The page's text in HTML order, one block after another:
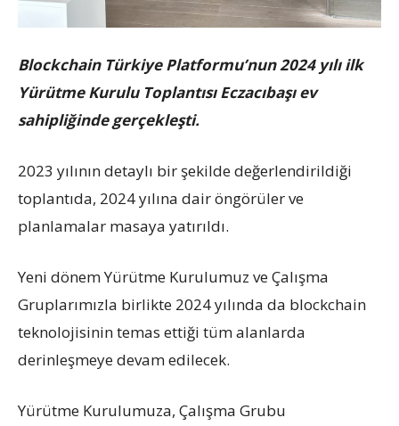
Blockchain Türkiye Platformu’nun 2024 yılı ilk
Yürütme Kurulu Toplantısı Eczacıbaşı ev
sahipliğinde gerçekleşti.
2023 yılının detaylı bir şekilde değerlendirildiği
toplantıda, 2024 yılına dair öngörüler ve
planlamalar masaya yatırıldı.
Yeni dönem Yürütme Kurulumuz ve Çalışma
Gruplarımızla birlikte 2024 yılında da blockchain
teknolojisinin temas ettiği tüm alanlarda
derinleşmeye devam edilecek.
Yürütme Kurulumuza, Çalışma Grubu